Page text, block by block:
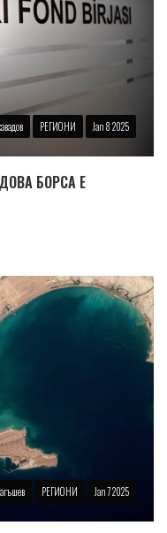
РЕГИОНИ Jan 8 2025
БОРСА Е
РЕГИОНИ Jan 7 2025